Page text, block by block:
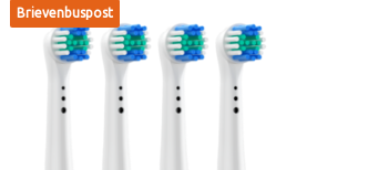
Brievenbuspost